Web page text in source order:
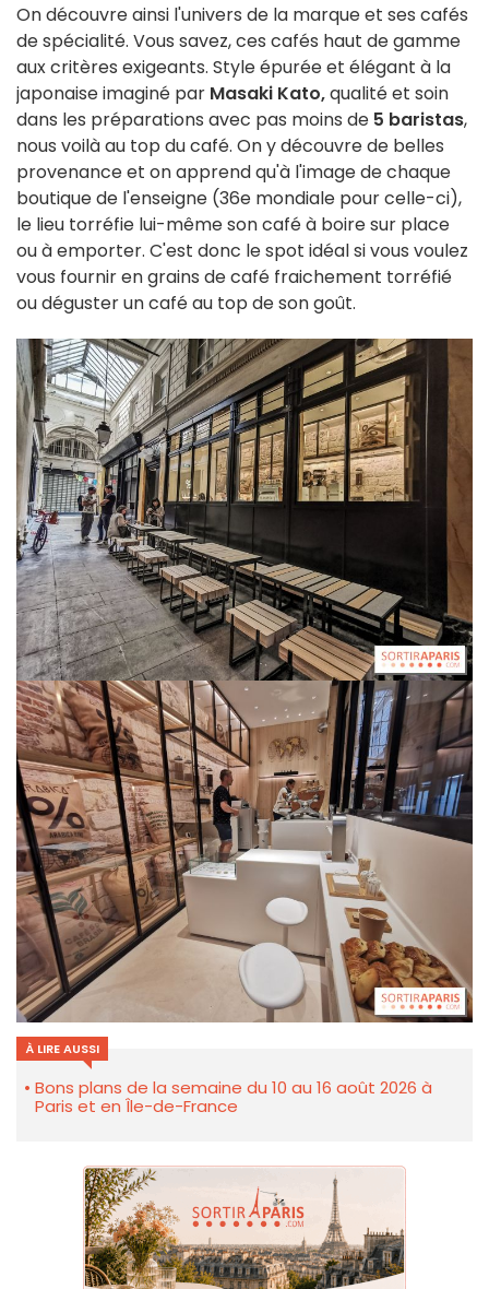
On découvre ainsi l'univers de la marque et ses cafés
de spécialité. Vous savez, ces cafés haut de gamme
aux critères exigeants. Style épurée et élégant à la
japonaise imaginé par Masaki Kato,qualité et soin
dans les préparations avec pas moins de 5 baristas,
nous voilà au top du café. On y découvre de belles
provenance et on apprend qu'à l'image de chaque
boutique de l'enseigne (36e mondiale pour celle-ci),
le lieu torréfie lui-même son café à boire sur place
ou à emporter. C'est donc le spot idéal si vous voulez
vous fournir en grains de café fraichement torréfié
ou déguster un café au top de son goût.
À LIRE AUSSI
Bons plans de la semaine du 10 au 16 août 2026 à
Paris et en Île-de-France